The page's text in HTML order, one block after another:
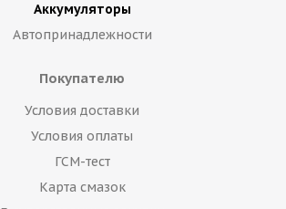
Аккумуляторы
Автопринадлежности
Покупателю
Условия доставки
Условия оплаты
ГСМ-тест
Карта смазок